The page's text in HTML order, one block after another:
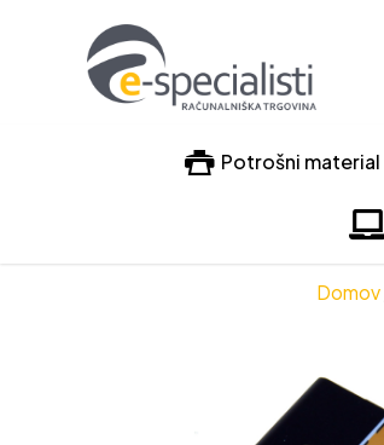
Potrošni material
Domov